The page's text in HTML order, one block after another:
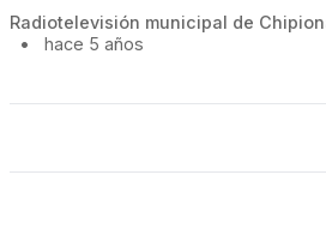
Radiotelevisión municipal de
•
hace 5 años